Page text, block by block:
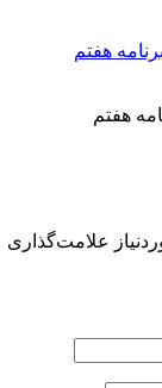
هفتم
علامت‌گذاری